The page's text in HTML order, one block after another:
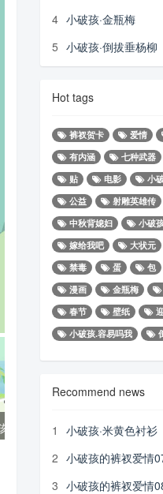
小破孩2020年8月壁纸-骑着摩托去旅行
4 小破孩·金瓶梅
5 小破孩·倒拔垂杨柳
Hot tags
裤衩贺卡 爱情
有内涵
七种武器
贴
电影 小
公益
射雕英雄传
中秋背媳妇
小破
嫁给我吧
大状元
禁毒
蛋 包
漫画
金瓶梅
春节
壁纸
小破孩.容易吗我
Recommend news
1
小破孩·米黄色衬衫
2 小破孩的裤衩爱情
3 小破孩的裤衩爱情